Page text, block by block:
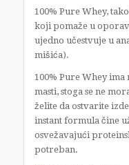
100% Pure Whey,
koji pomaže u
ujedno učestvuje u
mišića).
100% Pure Whey
masti, stoga se ne
želite da ostvarite
instant formula čine
osvežavajući
potreban.